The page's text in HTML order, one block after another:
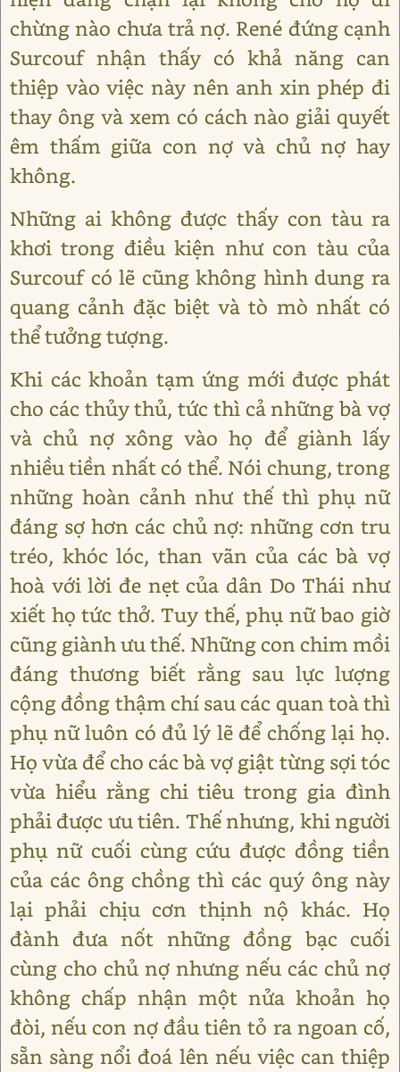
chừng nào chưa trả nợ. René đứng cạnh
Surcouf nhận thấy có khả năng can
thiệp vào việc này nên anh xin phép đi
thay ông và xem có cách nào giải quyết
êm thấm giữa con nợ và chủ nợ hay
không.
Những ai không được thấy con tàu ra
khơi trong điều kiện như con tàu của
Surcouf có lẽ cũng không hình dung ra
quang cảnh đặc biệt và tò mò nhất có
thể tưởng tượng.
Khi các khoản tạm ứng mới được phát
cho các thủy thủ, tức thì cả những bà vợ
và chủ nợ xông vào họ để giành lấy
nhiều tiền nhất có thể. Nói chung, trong
những hoàn cảnh như thế thì phụ nữ
đáng sợ hơn các chủ nợ: những cơn tru
tréo, khóc lóc, than vãn của các bà vợ
hoà với lời đe nẹt của dân Do Thái như
xiết họ tức thở. Tuy thế, phụ nữ bao giờ
cũng giành ưu thế. Những con chim mồi
đáng thương biết rằng sau lực lượng
cộng đồng thậm chí sau các quan toà thì
phụ nữ luôn có đủ lý lẽ để chống lại họ.
Họ vừa để cho các bà vợ giật từng sợi tóc
vừa hiểu rằng chi tiêu trong gia đình
phải được ưu tiên. Thế nhưng, khi người
phụ nữ cuối cùng cứu được đồng tiền
của các ông chồng thì các quý ông này
lại phải chịu cơn thịnh nộ khác. Họ
đành đưa nốt những đồng bạc cuối
cùng cho chủ nợ nhưng nếu các chủ nợ
không chấp nhận một nửa khoản họ
đòi, nếu con nợ đầu tiên tỏ ra ngoan cố,
sẵn sàng nổi đoá lên nếu việc can thiệp